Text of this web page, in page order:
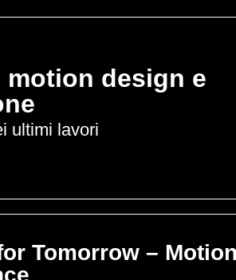
design e
ultimi lavori
Tomorrow –